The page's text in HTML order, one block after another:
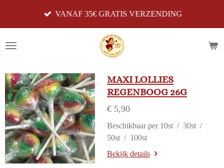
de
VANAF 35€ GRATIS VERZENDING
MAXI LOLLIES
REGENBOOG 26G
€ 5,90
Beschikbaar per 10st / 30st /
50st / 100st
Bekijk details